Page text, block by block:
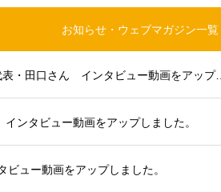
お知らせ・ウェブマガジン一覧
大分支部代表・浜田さん、副代表・田口さん インタビュー動画をアップしました。
ンタビュー動画をアップしました。
ュー動画をアップしました。